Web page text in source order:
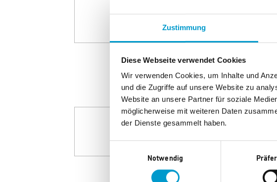
Zustimmung
Diese Webseite verwendet Cookies
Wir verwenden Cookies, um Inhalte und
und die Zugriffe auf unsere Website zu
Website an unsere Partner für soziale
möglicherweise mit weiteren Daten
der Dienste gesammelt haben.
Notwendig
WMF